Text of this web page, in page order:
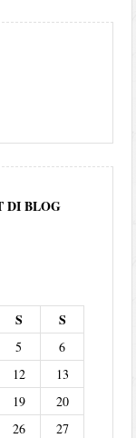
DI BLOG
S S
5
6
12
13
19
20
26
27